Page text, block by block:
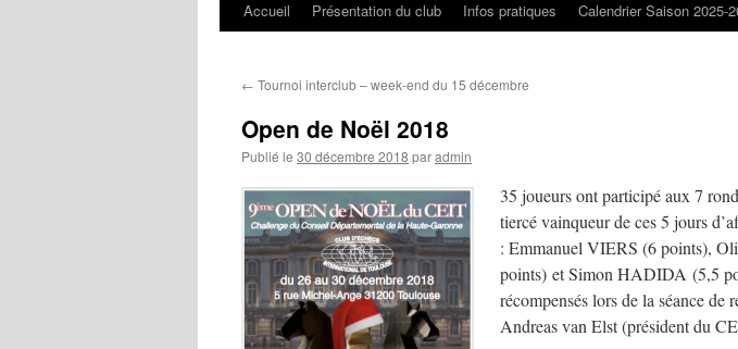
Accueil Présentation du club Infos pratiques Calendrier Saison 2025-
← Tournoi interclub – week-end du 15 décembre
Open de Noël 2018
Publié le 30 décembre 2018 paradmin
35 joueurs ont participé aux 7
tiercé vainqueur de ces 5 jours
: Emmanuel VIERS (6 points),
points) et Simon HADIDA (5,5
récompensés lors de la séance de
Andreas van Elst (président du